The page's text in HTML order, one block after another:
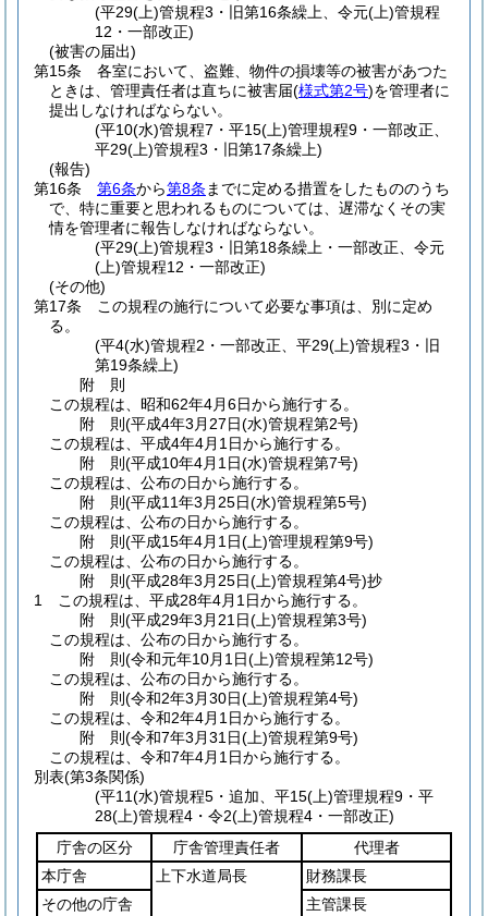
(平29(上)管規程3・旧第16条繰上、令元(上)管規程
12・一部改正)
(被害の届出)
第15条
各室において、盗難、物件の損壊等の被害があつた
ときは、管理責任者は直ちに被害届(様式第2号)を管理者に
提出しなければならない。
(平10(水)管規程7・平15(上)管理規程9・一部改正、
平29(上)管規程3・旧第17条繰上)
(報告)
第16条
第6条から第8条 までに定める措置をしたもののうち
で、特に重要と思われるものについては、遅滞なくその実
情を管理者に報告しなければならない。
(平29(上)管規程3・旧第18条繰上・一部改正、令元
(上)管規程12・一部改正)
(その他)
第17条
この規程の施行について必要な事項は、別に定め
る。
(平4(水)管規程2・一部改正、平29(上)管規程3・旧
第19条繰上)
附 則
この規程は、昭和62年4月6日から施行する。
附 則(平成4年3月27日(水)管規程第2号)
この規程は、平成4年4月1日から施行する。
附 則(平成10年4月1日(水)管規程第7号)
この規程は、公布の日から施行する。
附 則(平成11年3月25日(水)管規程第5号)
この規程は、公布の日から施行する。
附 則(平成15年4月1日(上)管理規程第9号)
この規程は、公布の日から施行する。
附 則(平成28年3月25日(上)管規程第4号)抄
1
この規程は、平成28年4月1日から施行する。
附 則(平成29年3月21日(上)管規程第3号)
この規程は、公布の日から施行する。
附 則(令和元年10月1日(上)管規程第12号)
この規程は、公布の日から施行する。
附 則(令和2年3月30日(上)管規程第4号)
この規程は、令和2年4月1日から施行する。
附 則(令和7年3月31日(上)管規程第9号)
この規程は、令和7年4月1日から施行する。
別表(第3条関係)
(平11(水)管規程5・追加、平15(上)管理規程9・平
28(上)管規程4・令2(上)管規程4・一部改正)
庁舎の区分
庁舎管理責任者
代理者
本庁舎
上下水道局長
財務課長
その他の庁舎
主管課長